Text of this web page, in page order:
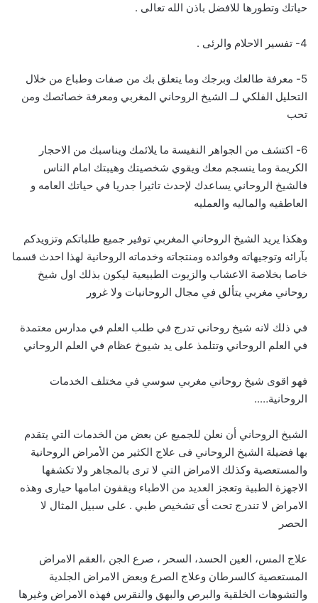
حياتك وتطورها للافضل باذن الله تعالى .
4- تفسير الاحلام والرئى .
5- معرفة طالعك وبرجك وما يتعلق بك من صفات وطباع من خلال
التحليل الفلكي لــ الشيخ الروحاني المغربي ومعرفة خصائصك ومن
تحب
6- اكتشف من الجواهر النفيسة ما يلائمك ويناسبك من الاحجار
الكريمة وما ينسجم معك ويقوي شخصيتك وهيبتك امام الناس
فالشيخ الروحاني يساعدك لإحدث تاثيرا جدريا في حياتك العامه و
العاطفيه والماليه والعمليه
وهكذا يريد الشيخ الروحاني المغربي توفير جميع طلباتكم وتزويدكم
بآرائه وتوجيهاته وفوائده ومنتجاته وخدماته الروحانية لهذا احدث قسما
خاصا بخلاصة الاعشاب والزيوت الطبيعية ليكون بذلك اول شيخ
روحاني مغربي يتألق في مجال الروحانيات ولا غرور
في ذلك لانه شيخ روحاني تدرج في طلب العلم في مدارس معتمدة
في العلم الروحاني وتتلمذ على يد شيوخ عظام في العلم الروحاني
فهو اقوى شيخ روحاني مغربي سوسي في مختلف الخدمات
الروحانية…..
الشيخ الروحاني أن نعلن للجميع عن بعض من الخدمات التي يتقدم
بها فضيلة الشيخ الروحاني فى علاج الكثير من الأمراض الروحانية
والمستعصية وكذلك الامراض التي لا ترى بالمجاهر ولا تكشفها
الاجهزة الطبية وتعجز العديد من الاطباء ويقفون امامها حيارى وهذه
الامراض لا تندرج تحت أى تشخيص طبي . على سبيل المثال لا
الحصر
علاج المس، العين الحسد، السحر ، صرع الجن ،العقم الامراض
المستعصية كالسرطان وعلاج الصرع وبعض الامراض الجلدية
والتشوهات الخلقية والبرص والبهق والنقرس فهذه الامراض وغيرها